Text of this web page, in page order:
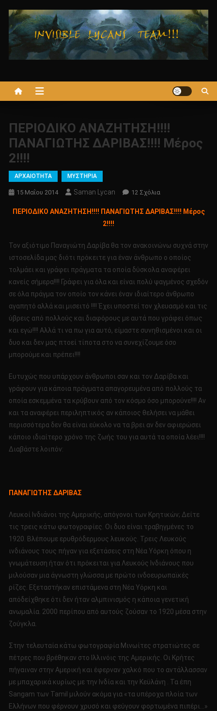
στο
περιεχόμενο
ΠΕΡΙΟΔΙΚΟ ΑΝΑΖΗΤΗΣΗ!!!!
ΠΑΝΑΓΙΩΤΗΣ ΔΑΡΙΒΑΣ!!!! Μέρος
2!!!!
ΑΡΧΑΙΟΤΗΤΑ ΜΥΣΤΗΡΙΑ
15 Μαΐου 2014 Saman Lycan 12 ΣχόλιαΣτο
ΑΝΑΖΗΤΗΣΗ!!!!
Μέρος
2!!!!
ΠΕΡΙΟΔΙΚΟ ΑΝΑΖΗΤΗΣΗ!!!! ΠΑΝΑΓΙΩΤΗΣ ΔΑΡΙΒΑΣ!!!! Μέρος
2!!!!
Τον αξιότιμο Παναγιώτη Δαρίβα θα τον ανακοινώνω συχνά στην
ιστοσελίδα μας διότι πρόκειτε για έναν άνθρωπο ο οποίος
τολμάει και γράφει πράγματα τα οποία δύσκολα αναφέρει
κανείς σήμερα!!!! Γράφει για όλα και είναι πολύ ψαγμένος σχεδόν
σε όλα πράγμα τον οποίο τον κάνει έναν ιδιαίτερο άνθρωπο
αγαπητό αλλά και μισειτό !!!! Έχει υποστεί τον χλευασμό και τις
ύβρεις από πολλούς και διαφόρους με αυτά που γράφει όπως
και εγώ!!!! Αλλά τι να πω για αυτό, είμαστε συνηθισμένοι και οι
δυο και δεν μας πτοεί τίποτα στο να συνεχίζουμε όσο
μπορούμε και πρέπει!!!!
Ευτυχώς που υπάρχουν άνθρωποι σαν και τον Δαρίβα και
γράφουν για κάποια πράγματα απαγορευμένα από πολλούς τα
οποία εσκεμμένα τα κρύβουν από τον κόσμο όσο μπορούνε!!!! Αν
και τα αναφέρει περιληπτικός αν κάποιος θελήσει να μάθει
περισσότερα δεν θα είναι εύκολο να τα βρει αν δεν αφιερώσει
κάποιο ιδιαίτερο χρόνο της ζωής του για αυτά τα οποία λέει!!!!
Διαβάστε λοιπόν:
ΠΑΝΑΓΙΩΤΗΣ ΔΑΡΙΒΑΣ
Λευκοί Ινδιάνοι της Αμερικής, απόγονοι των Κρητικών; Δείτε
τις τρεις κάτω φωτογραφίες. Οι δυο είναι τραβηγμένες το
1920. Βλέπουμε ερυθρόδερμους λευκούς. Τρεις Λευκούς
ινδιάνους τους πήγαν για εξετάσεις στη Νέα Υόρκη όπου η
γνωμάτευση ήταν ότι πρόκειται για Λευκούς Ινδιάνους που
μιλούσαν μια άγνωστη γλώσσα με πρώτο ινδοευρωπαϊκές
ρίζες. Εξεταστήκαν επιστάμενα στη Νέα Υόρκη και
απόδείχθηκε ότι δεν ήταν αλμπινισμός η κάποια γενετική
ανωμαλία. 2000 περίπου από αυτούς ζούσαν το 1920 μέσα στην
ζούγκλα.
Στην τελευταία κάτω φωτογραφία Μινωίτες στρατιώτες σε
πέτρες που βρέθηκαν στο Ιλλινόις της Αμερικής. Οι Κρήτες
πήγαιναν στην Αμερική και έφερναν χαλκό που το αντάλλασσαν
με μπαχαρικά κυρίως με την Ινδία και την Κεϋλάνη . Τα έπη
Sangam των Tamil μιλούν ακόμα για «τα υπέροχα πλοία των
Ελλήνων που φέρνουν χρυσό και φεύγουν φορτωμένα πιπέρι…»